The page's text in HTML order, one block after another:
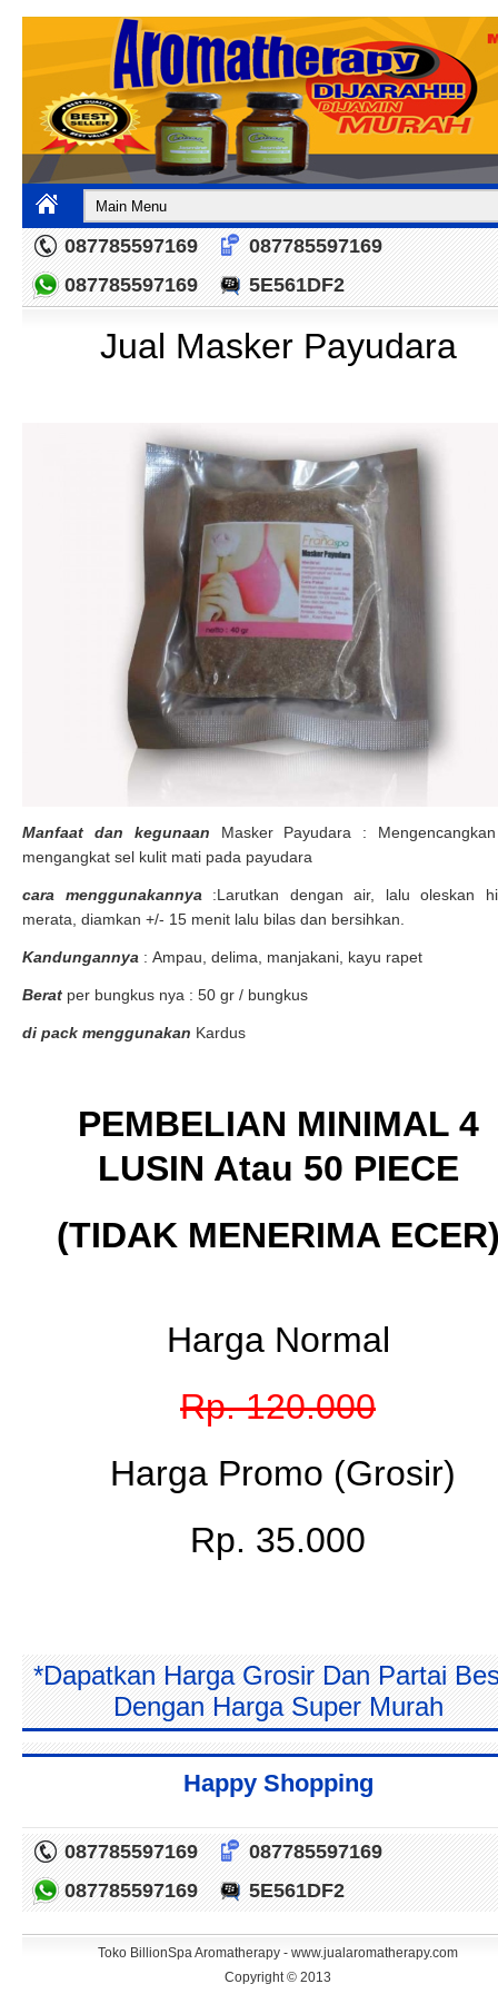
087785597169
087785597169
087785597169
5E561DF2
Jual Masker Payudara
Manfaat dan kegunaan Masker Payudara :
mengangkat sel kulit mati pada payudara
cara menggunakannya :Larutkan dengan air, lalu oleskan
merata, diamkan +/- 15 menit lalu bilas dan bersihkan.
Kandungannya : Ampau, delima, manjakani, kayu rapet
Berat per bungkus nya : 50 gr / bungkus
di pack menggunakan Kardus
PEMBELIAN MINIMAL 4
LUSIN Atau 50 PIECE
(TIDAK MENERIMA
Harga Normal
Rp. 120.000
Harga Promo (Grosir)
Rp. 35.000
*Dapatkan Harga Grosir Dan Partai
Dengan Harga Super Murah
Happy Shopping
087785597169
087785597169
087785597169
5E561DF2
Toko BillionSpa Aromatherapy - www.jualaromatherapy.com
Copyright © 2013